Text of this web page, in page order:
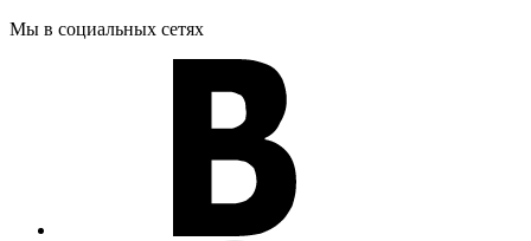
Мы в социальных сетях